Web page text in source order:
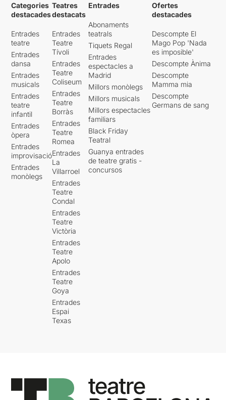
Categories
destacades
Entrades
teatre
Entrades
dansa
Entrades
musicals
Entrades
teatre
infantil
Entrades
òpera
Entrades
improvisació
Entrades
monòlegs
Teatres
destacats
Entrades
Teatre
Tívoli
Entrades
Teatre
Coliseum
Entrades
Teatre
Borràs
Entrades
Teatre
Romea
Entrades
La
Villarroel
Entrades
Teatre
Condal
Entrades
Teatre
Victòria
Entrades
Teatre
Apolo
Entrades
Teatre
Goya
Entrades
Espai
Texas
Entrades
Abonaments
teatrals
Tiquets Regal
Entrades
espectacles a
Madrid
Millors monòlegs
Millors musicals
Millors espectacles
familiars
Black Friday
Teatral
Guanya entrades
de teatre gratis -
concursos
Ofertes
destacades
Descompte El
Mago Pop 'Nada
es imposible'
Descompte Ànima
Descompte
Mamma mia
Descompte
Germans de sang